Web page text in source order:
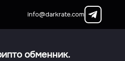
info@darkrate.com
обменник.